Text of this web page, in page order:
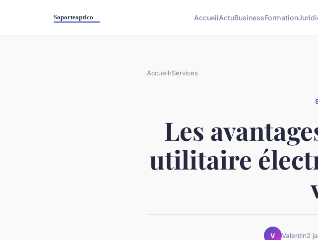
AccueilActuBusinessFormation
Accueil›Services
Les
utilitaire
V Valentin2